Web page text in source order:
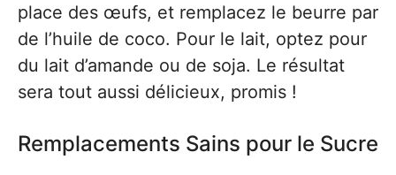
place des œufs, et remplacez le beurre par
de l’huile de coco. Pour le lait, optez pour
du lait d’amande ou de soja. Le résultat
sera tout aussi délicieux, promis !
Remplacements Sains pour le Sucre